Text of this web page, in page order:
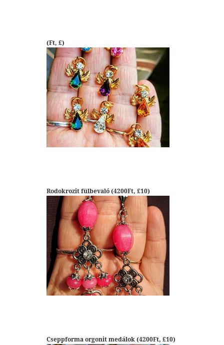
(Ft, £)
Rodokrozit fülbevaló (4200Ft, £10)
Cseppforma orgonit medálok (4200Ft, £10)